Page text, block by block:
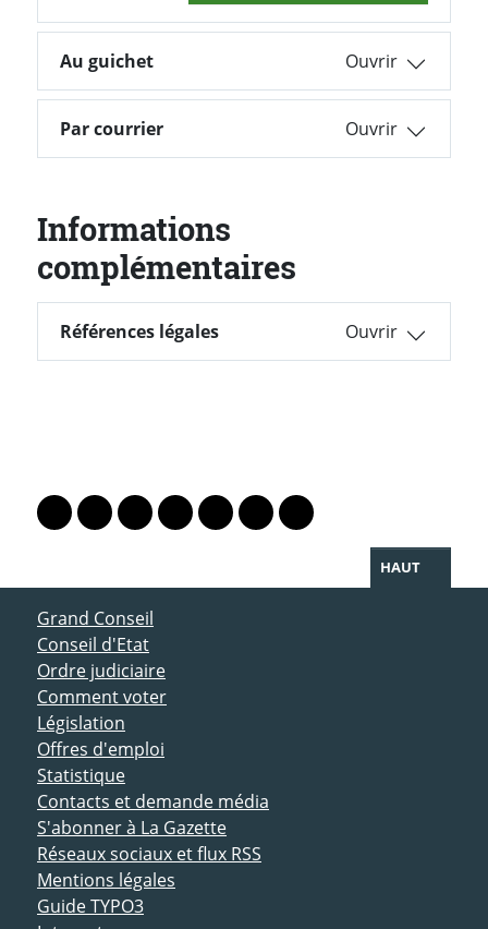
Au guichet
Par courrier
Informations
complémentaires
Références légales
Références légales
Lien vers le profil Mastodon
Lien vers le profil Bluesky
Lien vers le profil Instagram
Lien vers le profil Linkedin
Lien vers le profil Facebook
Lien vers le profil Twitter
Partager par WhatsApp
HAUT
ACCÈS DIRECT
Grand Conseil
Conseil d'Etat
Ordre judiciaire
Comment voter
Législation
Offres d'emploi
Statistique
Contacts et demande média
S'abonner à La Gazette
Réseaux sociaux et flux RSS
Mentions légales
Guide TYPO3